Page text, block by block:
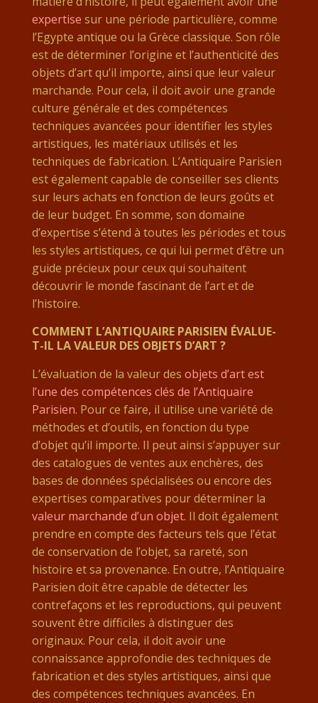
expertise sur une période particulière, comme
l’Egypte antique ou la Grèce classique. Son rôle
est de déterminer l’origine et l’authenticité des
objets d’art qu’il importe, ainsi que leur valeur
marchande. Pour cela, il doit avoir une grande
culture générale et des compétences
techniques avancées pour identifier les styles
artistiques, les matériaux utilisés et les
techniques de fabrication. L’Antiquaire Parisien
est également capable de conseiller ses clients
sur leurs achats en fonction de leurs goûts et
de leur budget. En somme, son domaine
d’expertise s’étend à toutes les périodes et tous
les styles artistiques, ce qui lui permet d’être un
guide précieux pour ceux qui souhaitent
découvrir le monde fascinant de l’art et de
l’histoire.
COMMENT L’ANTIQUAIRE PARISIEN ÉVALUE-
T-IL LA VALEUR DES OBJETS D’ART ?
L’évaluation de la valeur des objets d’art est
l’une des compétences clés de l’Antiquaire
Parisien. Pour ce faire, il utilise une variété de
méthodes et d’outils, en fonction du type
d’objet qu’il importe. Il peut ainsi s’appuyer sur
des catalogues de ventes aux enchères, des
bases de données spécialisées ou encore des
expertises comparatives pour déterminer la
valeur marchande d’un objet. Il doit également
prendre en compte des facteurs tels que l’état
de conservation de l’objet, sa rareté, son
histoire et sa provenance. En outre, l’Antiquaire
Parisien doit être capable de détecter les
contrefaçons et les reproductions, qui peuvent
souvent être difficiles à distinguer des
originaux. Pour cela, il doit avoir une
connaissance approfondie des techniques de
fabrication et des styles artistiques, ainsi que
des compétences techniques avancées. En